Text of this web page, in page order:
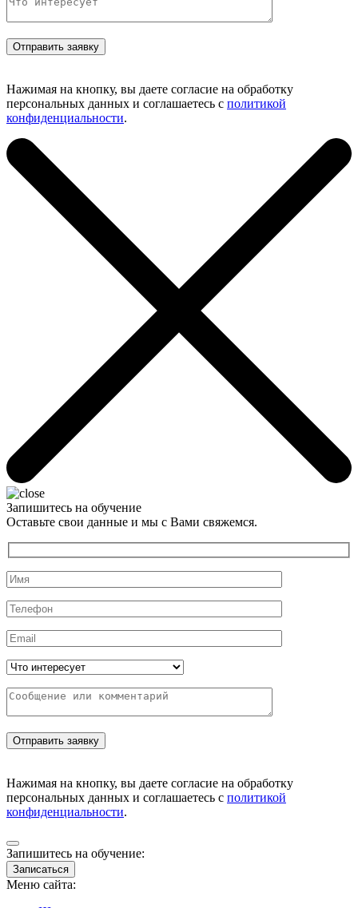
Нажимая на кнопку, вы даете согласие на обработку
персональных данных и соглашаетесь с политикой
конфиденциальности.
Запишитесь на обучение
Оставьте свои данные и мы с Вами свяжемся.
Нажимая на кнопку, вы даете согласие на обработку
персональных данных и соглашаетесь с политикой
конфиденциальности.
Запишитесь на обучение:
Записаться
Меню сайта: